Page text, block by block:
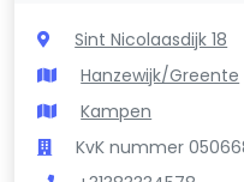
Sint Nicolaasdijk 18
Hanzewijk/Greente
Kampen
KvK nummer